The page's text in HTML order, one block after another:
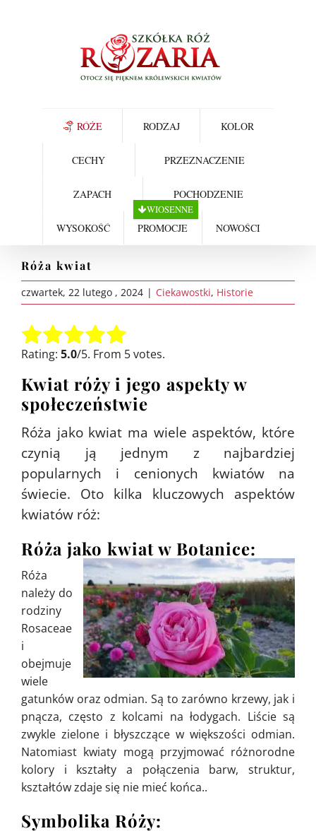
RÓŻE RODZAJ KOLOR
CECHY PRZEZNACZENIE
ZAPACH POCHODZENIE
WYSOKOŚĆ PROMOCJE
WIOSENNE
NOWOŚCI
Róża kwiat
czwartek, 22 lutego , 2024 | Ciekawostki, Historie
Oceń tę pozycję: Submit Rating
Rating: 5.0/5. From 5 votes.
Kwiat róży i jego aspekty w
społeczeństwie
Róża jako kwiat ma wiele aspektów, które
czynią ją jednym z najbardziej
popularnych i cenionych kwiatów na
świecie. Oto kilka kluczowych aspektów
kwiatów róż:
Róża jako kwiat w Botanice:
Róża
należy do
rodziny
Rosaceae
i
obejmuje
wiele
gatunków oraz odmian. Są to zarówno krzewy, jak i
pnącza, często z kolcami na łodygach. Liście są
zwykle zielone i błyszczące w większości odmian.
Natomiast kwiaty mogą przyjmować różnorodne
kolory i kształty a połączenia barw, struktur,
kształtów zdaje się nie mieć końca..
Symbolika Róży: